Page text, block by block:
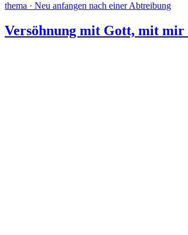
thema · Neu anfangen nach einer Abtreibung
Versöhnung mit Gott, mit